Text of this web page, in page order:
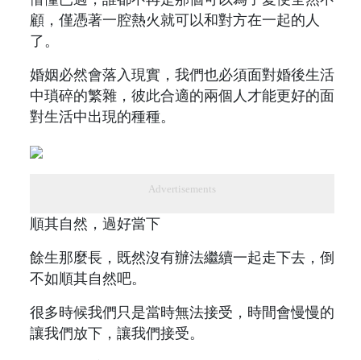
顧，僅憑著一腔熱火就可以和對方在一起的人
了。
婚姻必然會落入現實，我們也必須面對婚後生活
中瑣碎的繁雜，彼此合適的兩個人才能更好的面
對生活中出現的種種。
Advertisements
順其自然，過好當下
餘生那麼長，既然沒有辦法繼續一起走下去，倒
不如順其自然吧。
很多時候我們只是當時無法接受，時間會慢慢的
讓我們放下，讓我們接受。